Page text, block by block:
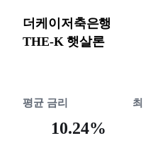
더케이저축은행
THE-K 햇살론
평균 금리
10.24%